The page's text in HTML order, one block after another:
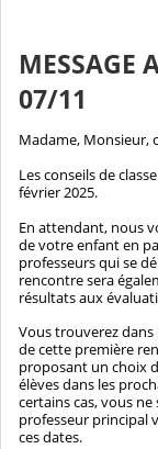
MESSAGE
07/11
Madame, Monsieur,
Les conseils de
février 2025.
En attendant, nous
de votre enfant en
professeurs qui se
rencontre sera
résultats aux
Vous trouverez
de cette première
proposant un choix
élèves dans les
certains cas, vous
professeur principal
ces dates.